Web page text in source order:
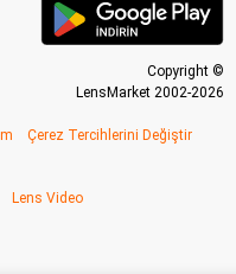
Copyright ©
LensMarket 2002-2026
Çerez Tercihlerini Değiştir
Lens Video